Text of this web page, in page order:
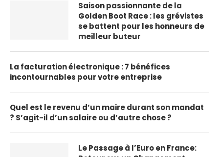
Saison passionnante de la
Golden Boot Race : les grévistes
se battent pour les honneurs de
meilleur buteur
La facturation électronique : 7 bénéfices
incontournables pour votre entreprise
Quel est le revenu d’un maire durant son mandat
? S’agit-il d’un salaire ou d’autre chose ?
Le Passage à l’Euro en France: